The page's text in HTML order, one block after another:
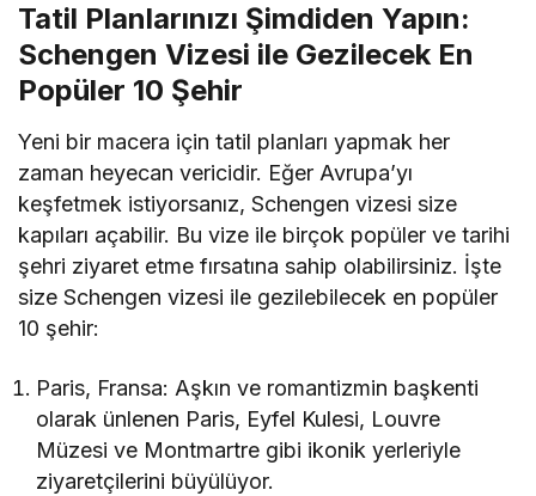
Tatil Planlarınızı Şimdiden Yapın:
Schengen Vizesi ile Gezilecek En
Popüler 10 Şehir
Yeni bir macera için tatil planları yapmak her
zaman heyecan vericidir. Eğer Avrupa’yı
keşfetmek istiyorsanız, Schengen vizesi size
kapıları açabilir. Bu vize ile birçok popüler ve tarihi
şehri ziyaret etme fırsatına sahip olabilirsiniz. İşte
size Schengen vizesi ile gezilebilecek en popüler
10 şehir:
Paris, Fransa: Aşkın ve romantizmin başkenti
olarak ünlenen Paris, Eyfel Kulesi, Louvre
Müzesi ve Montmartre gibi ikonik yerleriyle
ziyaretçilerini büyülüyor.